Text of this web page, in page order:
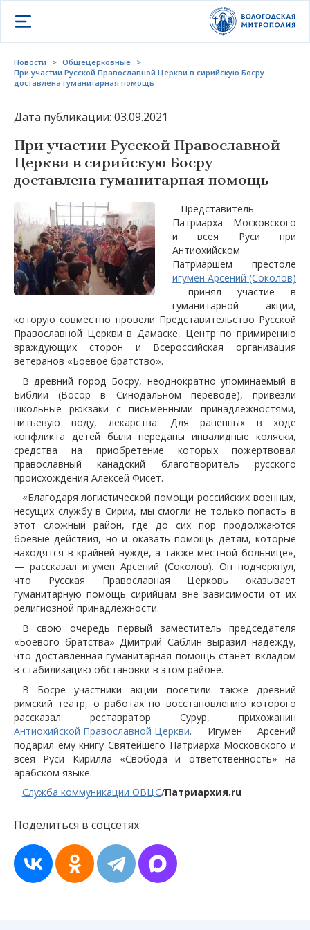
Открыть меню
Новости > Общецерковные >
При участии Русской Православной Церкви в сирийскую Босру
доставлена гуманитарная помощь
Дата публикации: 03.09.2021
При участии Русской Православной
Церкви в сирийскую Босру
доставлена гуманитарная помощь
Представитель
Патриарха Московского
и всея Руси при
Антиохийском
Патриаршем престоле
игумен Арсений (Соколов)
принял участие в
гуманитарной акции,
которую совместно провели Представительство Русской
Православной Церкви в Дамаске, Центр по примирению
враждующих сторон и Всероссийская организация
ветеранов «Боевое братство».
В древний город Босру, неоднократно упоминаемый в
Библии (Восор в Синодальном переводе), привезли
школьные рюкзаки с письменными принадлежностями,
питьевую воду, лекарства. Для раненных в ходе
конфликта детей были переданы инвалидные коляски,
средства на приобретение которых пожертвовал
православный канадский благотворитель русского
происхождения Алексей Фисет.
«Благодаря логистической помощи российских военных,
несущих службу в Сирии, мы смогли не только попасть в
этот сложный район, где до сих пор продолжаются
боевые действия, но и оказать помощь детям, которые
находятся в крайней нужде, а также местной больнице»,
— рассказал игумен Арсений (Соколов). Он подчеркнул,
что Русская Православная Церковь оказывает
гуманитарную помощь сирийцам вне зависимости от их
религиозной принадлежности.
В свою очередь первый заместитель председателя
«Боевого братства» Дмитрий Саблин выразил надежду,
что доставленная гуманитарная помощь станет вкладом
в стабилизацию обстановки в этом районе.
В Босре участники акции посетили также древний
римский театр, о работах по восстановлению которого
рассказал реставратор Сурур, прихожанин
Антиохийской Православной Церкви. Игумен Арсений
подарил ему книгу Святейшего Патриарха Московского и
всея Руси Кирилла «Свобода и ответственность» на
арабском языке.
Служба коммуникации ОВЦС/Патриархия.ru
Поделиться в соцсетях: